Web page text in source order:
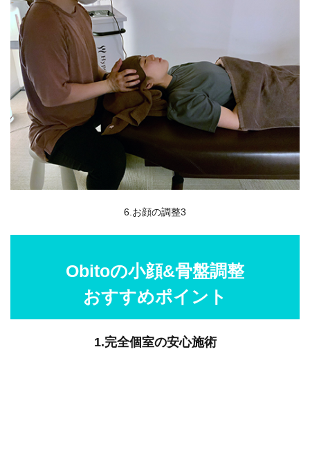
6.お顔の調整3
Obitoの小顔&骨盤調整
おすすめポイント
1.完全個室の安心施術